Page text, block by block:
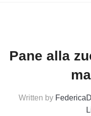
Pane alla
Written by